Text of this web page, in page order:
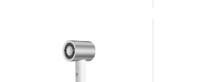
minimalistický design Při
používání vás určitě potěší
ergonomický tvar rukojeti,